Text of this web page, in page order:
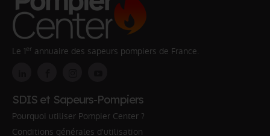
Le 1er annuaire des sapeurs pompiers de France.
SDIS et Sapeurs-Pompiers
Pourquoi utiliser Pompier Center ?
Conditions générales d'utilisation